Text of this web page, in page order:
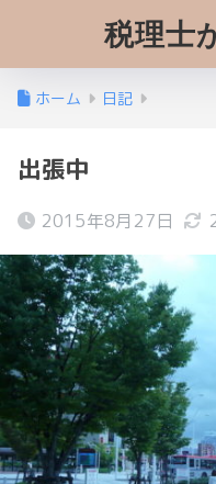
税理士
ホーム 日記
出張中
2015年8月27日